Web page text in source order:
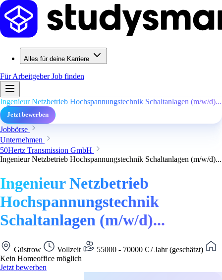
Alles für deine Karriere
Für ArbeitgeberJob finden
Ingenieur Netzbetrieb Hochspannungstechnik Schaltanlagen (m/w/d)...
Jetzt bewerben
Jobbörse
Unternehmen
50Hertz Transmission GmbH
Ingenieur Netzbetrieb Hochspannungstechnik Schaltanlagen (m/w/d)...
Ingenieur Netzbetrieb
Hochspannungstechnik
Schaltanlagen (m/w/d)...
Güstrow Vollzeit
55000 - 70000 € / Jahr (geschätzt)
Kein Homeoffice möglich
Jetzt bewerben